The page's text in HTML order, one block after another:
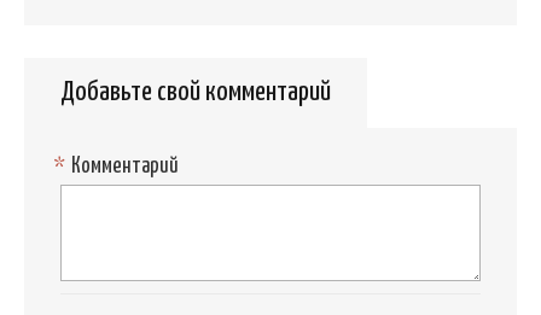
Добавьте свой комментарий
Комментарий
*